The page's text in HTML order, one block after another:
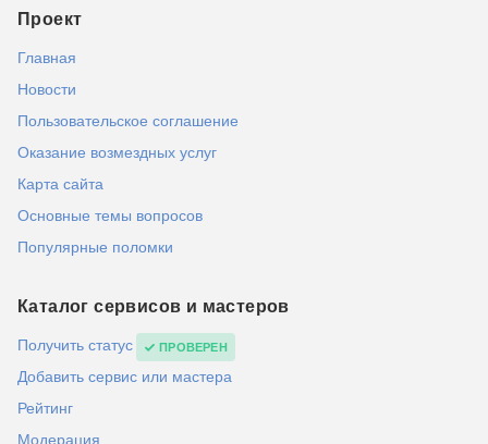
Проект
Главная
Новости
Пользовательское соглашение
Оказание возмездных услуг
Карта сайта
Основные темы вопросов
Популярные поломки
Каталог сервисов и мастеров
Получить статус ПРОВЕРЕН
Добавить сервис или мастера
Рейтинг
Модерация